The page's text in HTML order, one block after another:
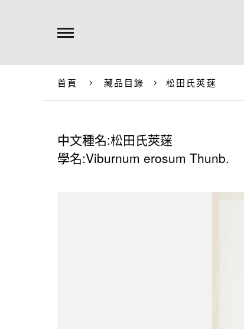
首頁 藏品目錄 松田氏莢蒾
中文種名:松田氏莢蒾
學名:Viburnum erosum Thunb.